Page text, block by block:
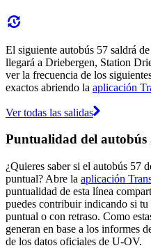
El siguiente autobús 57 saldrá
llegará a Driebergen, Station
ver la frecuencia de los
exactos abriendo la aplicación
Ver todas las salidas
Puntualidad del autobús
¿Quieres saber si el autobús 57
puntual? Abre la aplicación
puntualidad de esta línea
puedes contribuir indicando si tu
puntual o con retraso. Como
generan en base a los informes
de los datos oficiales de U-OV.